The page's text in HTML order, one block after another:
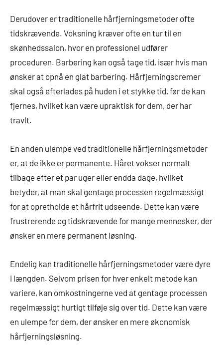
Derudover er traditionelle hårfjerningsmetoder ofte
tidskrævende. Voksning kræver ofte en tur til en
skønhedssalon, hvor en professionel udfører
proceduren. Barbering kan også tage tid, især hvis man
ønsker at opnå en glat barbering. Hårfjerningscremer
skal også efterlades på huden i et stykke tid, før de kan
fjernes, hvilket kan være upraktisk for dem, der har
travlt.
En anden ulempe ved traditionelle hårfjerningsmetoder
er, at de ikke er permanente. Håret vokser normalt
tilbage efter et par uger eller endda dage, hvilket
betyder, at man skal gentage processen regelmæssigt
for at opretholde et hårfrit udseende. Dette kan være
frustrerende og tidskrævende for mange mennesker, der
ønsker en mere permanent løsning.
Endelig kan traditionelle hårfjerningsmetoder være dyre
i længden. Selvom prisen for hver enkelt metode kan
variere, kan omkostningerne ved at gentage processen
regelmæssigt hurtigt tilføje sig over tid. Dette kan være
en ulempe for dem, der ønsker en mere økonomisk
hårfjerningsløsning.